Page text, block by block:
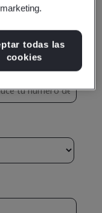
todas las
cookies